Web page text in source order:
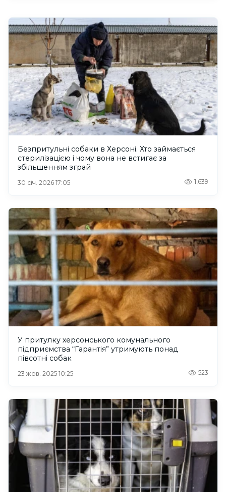
Безпритульні собаки в Херсоні. Хто займається
стерилізацією і чому вона не встигає за
збільшенням зграй
30 січ. 2026 17:05 1,639
У притулку херсонського комунального
підприємства “Гарантія” утримують понад
півсотні собак
23 жов. 2025 10:25 523